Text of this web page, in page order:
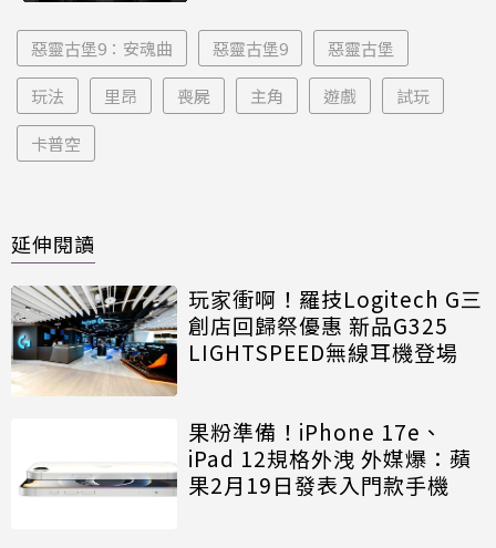
惡靈古堡9：安魂曲 惡靈古堡9 惡靈古堡
玩法 里昂 喪屍 主角 遊戲 試玩
卡普空
延伸閱讀
玩家衝啊！羅技Logitech G三
創店回歸祭優惠 新品G325
LIGHTSPEED無線耳機登場
果粉準備！iPhone 17e、
iPad 12規格外洩 外媒爆：蘋
果2月19日發表入門款手機